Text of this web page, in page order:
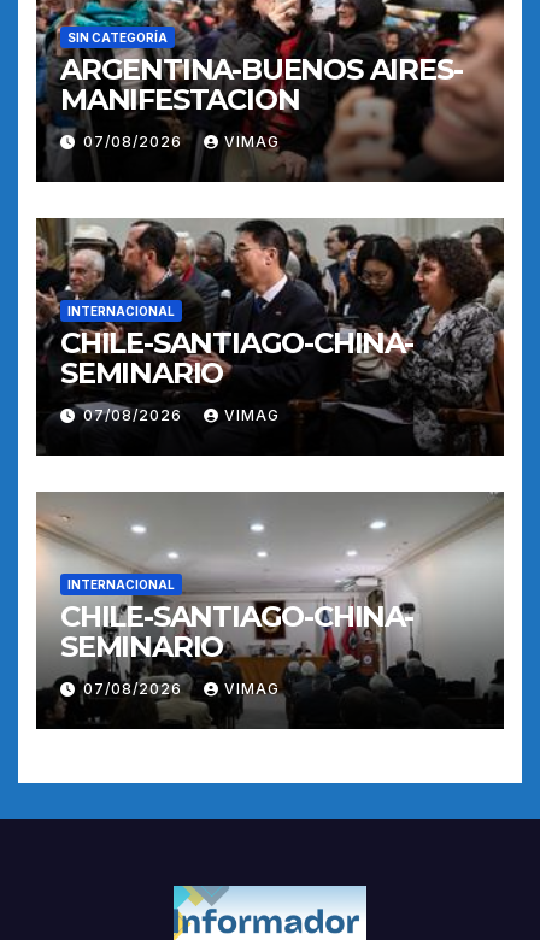
SIN CATEGORÍA
ARGENTINA-BUENOS AIRES-
MANIFESTACION
07/08/2026 VIMAG
INTERNACIONAL
CHILE-SANTIAGO-CHINA-
SEMINARIO
07/08/2026 VIMAG
INTERNACIONAL
CHILE-SANTIAGO-CHINA-
SEMINARIO
07/08/2026 VIMAG